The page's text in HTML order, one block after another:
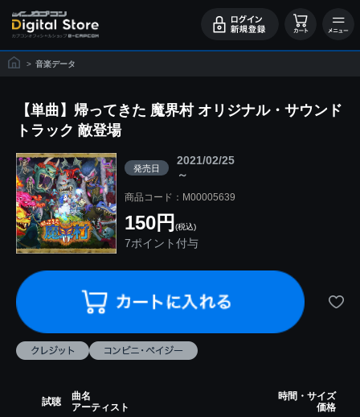
> 音楽データ
【単曲】帰ってきた 魔界村 オリジナル・サウンド
トラック 敵登場
発売日
2021/02/25
～
商品コード：M00005639
150円 (税込)
7ポイント付与
試聴
曲名
アーティスト
時間・サイズ
価格